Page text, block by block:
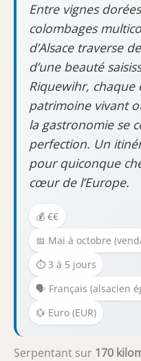
Entre vignes
colombages
d’Alsace traverse
d’une beauté
Riquewihr, chaque
patrimoine vivant
la gastronomie se
perfection. Un
pour quiconque
cœur de l’Europe.
💰 €€
📅 Mai à octobre
⏱️ 3 à 5 jours
🗣️ Français (alsacien
💱 Euro (EUR)
Serpentant sur 170